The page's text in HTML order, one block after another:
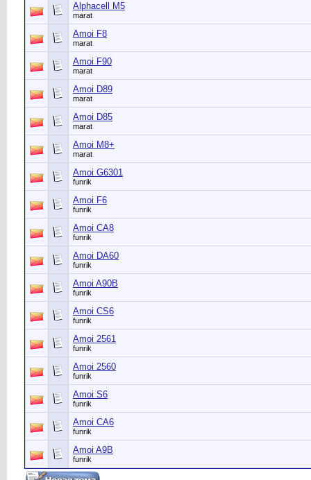
Alphacell M5
marat
Amoi F8
marat
Amoi F90
marat
Amoi D89
marat
Amoi D85
marat
Amoi M8+
marat
Amoi G6301
funrik
Amoi F6
funrik
Amoi CA8
funrik
Amoi DA60
funrik
Amoi A90B
funrik
Amoi CS6
funrik
Amoi 2561
funrik
Amoi 2560
funrik
Amoi S6
funrik
Amoi CA6
funrik
Amoi A9B
funrik